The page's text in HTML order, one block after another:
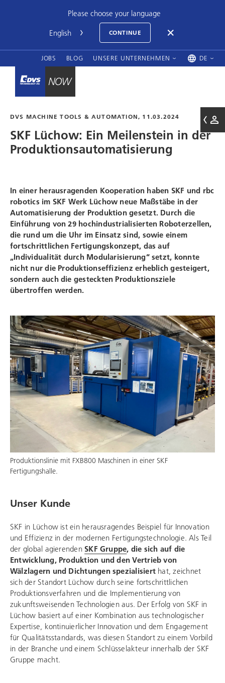
Please choose your language
CONTINUE
JOBS BLOG UNSERE UNTERNEHMEN DE
DVS MACHINE TOOLS & AUTOMATION, 11.03.2024
SKF Lüchow: Ein Meilenstein in der
Produktionsautomatisierung
In einer herausragenden Kooperation haben SKF und rbc
robotics im SKF Werk Lüchow neue Maßstäbe in der
Automatisierung der Produktion gesetzt. Durch die
Einführung von 29 hochindustrialisierten Roboterzellen,
die rund um die Uhr im Einsatz sind, sowie einem
fortschrittlichen Fertigungskonzept, das auf
„Individualität durch Modularisierung“ setzt, konnte
nicht nur die Produktionseffizienz erheblich gesteigert,
sondern auch die gesteckten Produktionsziele
übertroffen werden.
Produktionslinie mit FXB800 Maschinen in einer SKF
Fertigungshalle.
Unser Kunde
SKF in Lüchow ist ein herausragendes Beispiel für Innovation
und Effizienz in der modernen Fertigungstechnologie. Als Teil
der global agierenden SKF Gruppe, die sich auf die
Entwicklung, Produktion und den Vertrieb von
Wälzlagern und Dichtungen spezialisiert hat, zeichnet
sich der Standort Lüchow durch seine fortschrittlichen
Produktionsverfahren und die Implementierung von
zukunftsweisenden Technologien aus. Der Erfolg von SKF in
Lüchow basiert auf einer Kombination aus technologischer
Expertise, kontinuierlicher Innovation und dem Engagement
für Qualitätsstandards, was diesen Standort zu einem Vorbild
in der Branche und einem Schlüsselakteur innerhalb der SKF
Gruppe macht.